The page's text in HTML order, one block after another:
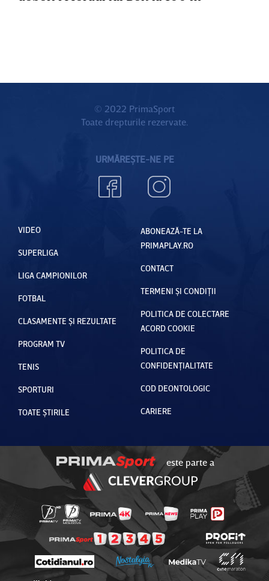
© 2022 PrimaSport
Toate drepturile rezervate.
URMĂREȘTE-NE PE
VIDEO
SUPERLIGA
LIGA CAMPIONILOR
FOTBAL
CLASAMENTE ȘI REZULTATE
PROGRAM TV
TENIS
SPORTURI
TOATE ȘTIRILE
ABONEAZĂ-TE LA
PRIMAPLAY.RO
CONTACT
TERMENI ȘI CONDIȚII
POLITICA DE COLECTARE
ACORD COOKIE
POLITICA DE
CONFIDENȚIALITATE
COD DEONTOLOGIC
CARIERE
este parte a